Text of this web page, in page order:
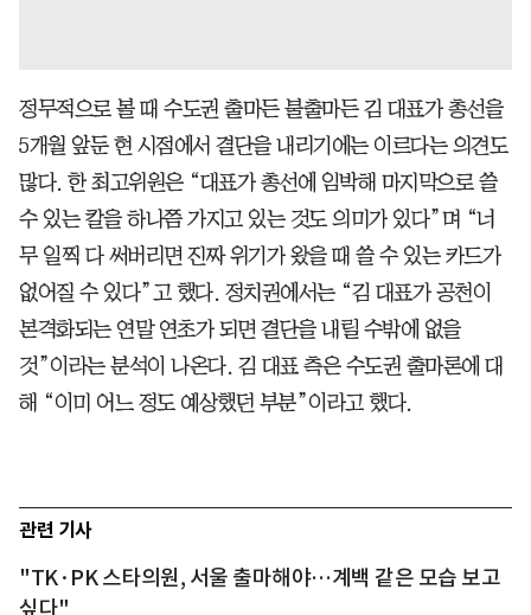
정무적으로 볼 때 수도권 출마든 불출마든 김 대표가 총선을
5개월 앞둔 현 시점에서 결단을 내리기에는 이르다는 의견도
많다. 한 최고위원은 “대표가 총선에 임박해 마지막으로 쓸
수 있는 칼을 하나쯤 가지고 있는 것도 의미가 있다”며 “너
무 일찍 다 써버리면 진짜 위기가 왔을 때 쓸 수 있는 카드가
없어질 수 있다”고 했다. 정치권에서는 “김 대표가 공천이
본격화되는 연말 연초가 되면 결단을 내릴 수밖에 없을
것”이라는 분석이 나온다. 김 대표 측은 수도권 출마론에 대
해 “이미 어느 정도 예상했던 부분”이라고 했다.
관련 기사
"TK·PK 스타의원, 서울 출마해야…계백 같은 모습 보고
싶다"